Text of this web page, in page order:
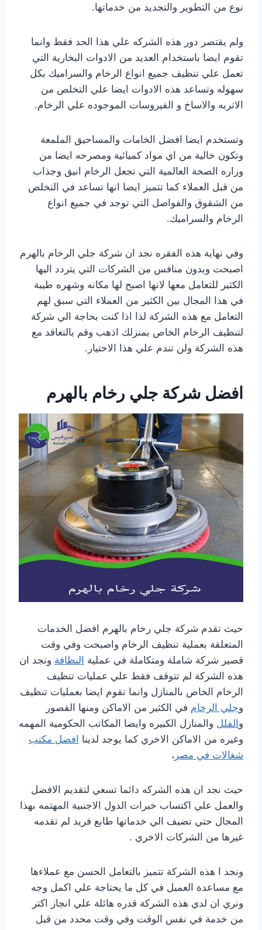
نوع من التطوير والتجديد من خدماتها.
ولم يقتصر دور هذه الشركه علي هذا الحد فقط وانما
تقوم ايضا باستخدام العديد من الادوات البخارية التي
تعمل علي تنظيف جميع انواع الرخام والسراميك بكل
سهوله وتساعد هذه الادوات ايضا علي التخلص من
الاتربه والاساخ و الفيروسات الموجوده علي الرخام.
وتستخدم ايضا افضل الخامات والمساحيق الملمعة
وتكون خالية من اي مواد كميائية ومصرحه ايضا من
وزاره الصحة العالمية التي تجعل الرخام انيق وجذاب
من قبل العملاء كما تتميز ايضا انها تساعد في التخلص
من الشقوق والفواصل التي توجد في جميع انواع
الرخام والسراميك.
وفي نهاية هذه الفقره نجد ان شركة جلي الرخام بالهرم
اصبحت وبدون منافس من الشركات التي يتردد اليها
الكثير للتعامل معها لانها اصبح لها مكانه وشهره طيبة
في هذا المجال بين الكثير من العملاء التي سبق لهم
التعامل مع هذه الشركة لذا اذا كنت بحاجة الي شركة
لتنظيف الرخام الخاص بمنزلك اذهب وقم بالتعاقد مع
هذه الشركة ولن تندم علي هذا الاختيار.
افضل شركة جلي رخام بالهرم
حيث تقدم شركة جلي رخام بالهرم افضل الخدمات
المتعلقة بعملية تنظيف الرخام واصبحت وفي وقت
قصير شركة شاملة ومتكاملة في عملية النظافة ونجد ان
هذه الشركة لم تتوقف فقط علي عمليات تنظيف
الرخام الخاص بالمنازل وانما تقوم ايضا بعمليات تنظيف
وجلي الرخام في الكثير من الاماكن ومنها القصور
والفلل والمنازل الكبيره وايضا المكاتب الحكومية المهمه
وغيره من الاماكن الاخري كما يوجد لدينا افضل مكتب
شغالات في مصر ،
حيث نجد ان هذه الشركه دائما تسعي لتقديم الافضل
والعمل علي اكتساب خبرات الدول الاجنبية المهتمه بهذا
المجال حتي تضيف الي خدماتها طابع فريد لم تقدمه
غيرها من الشركات الاخري .
ونجد ا هذه الشركة تتميز بالتعامل الحسن مع عملاءها
مع مساعدة العميل في كل ما يحتاجة علي اكمل وجه
ونري ان لدي هذه الشركة قدره هائلة علي انجاز اكتر
من خدمة في نفس الوقت وفي وقت محدد من قبل